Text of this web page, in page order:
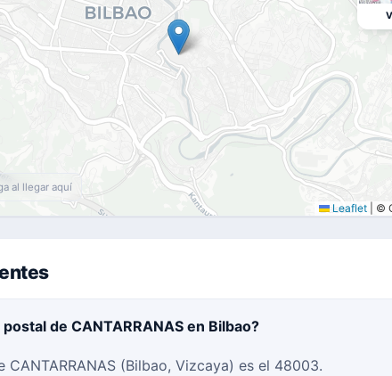
Leaflet ©
al llegar aquí
de CANTARRANAS en Bilbao?
(Bilbao, Vizcaya) es el 48003.